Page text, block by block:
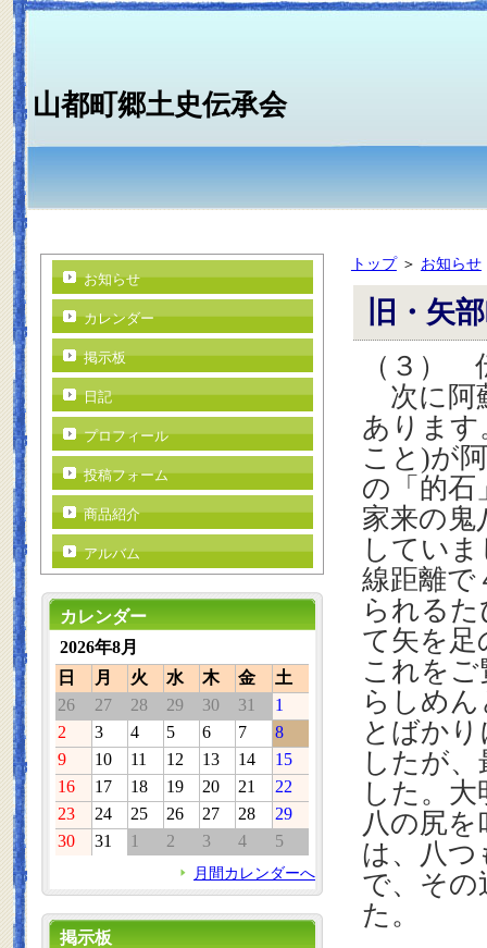
山都町郷土史伝承会
トップ＞ お知らせ
旧・矢
（３）
次に阿
あります
こと )が
の「的石
家来の鬼
してい
線距離で
られる
て矢を足
これを
らしめ
とばか
したが
した。
八の尻
は、八
で、そ
た。
お知らせ
カレンダー
掲示板
日記
プロフィール
投稿フォーム
商品紹介
アルバム
カレンダー
2026年8月
日
月 火 水 木 金
土
26
27 28 29 30 31
1
2
3 4 5 6 7
8
9
10 11 12 13 14
15
16
17 18 19 20 21
22
23
24 25 26 27 28
29
30
31 1 2 3 4 5
月間カレンダーへ
掲示板